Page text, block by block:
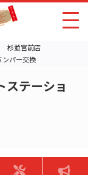
杉並宮前店
ンパー交換
テーショ